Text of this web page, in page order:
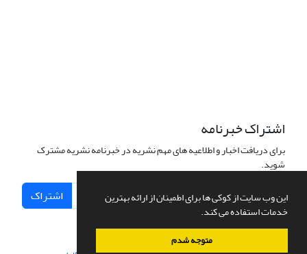
این وب سایت از کوکی ها برای اطمینان از ارائه بهترین
خدمات استفاده می کند.
متوجه شدم
اشتراک خبرنامه
برای دریافت اخبار و اطلاعیه های مهم نشریه در خبرنامه نشریه مشترک
شوید.
اشتراک